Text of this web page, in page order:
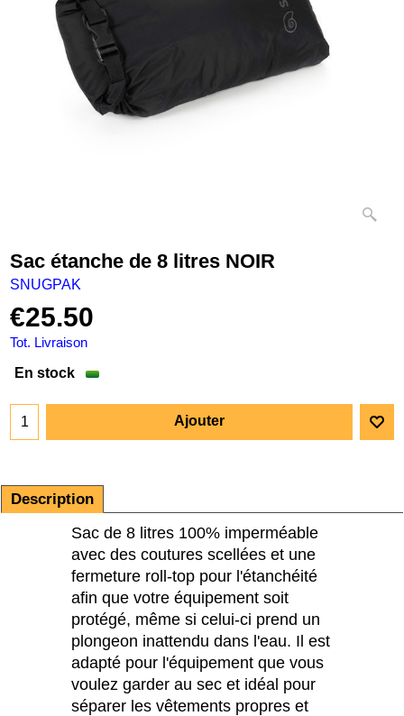
Sac étanche de 8 litres NOIR
SNUGPAK
€25.50
Tot. Livraison
En stock
Ajouter
Description
Sac de 8 litres 100% imperméable
avec des coutures scellées et une
fermeture roll-top pour l'étanchéité
afin que votre équipement soit
protégé, même si celui-ci prend un
plongeon inattendu dans l'eau. Il est
adapté pour l'équipement que vous
voulez garder au sec et idéal pour
séparer les vêtements propres et